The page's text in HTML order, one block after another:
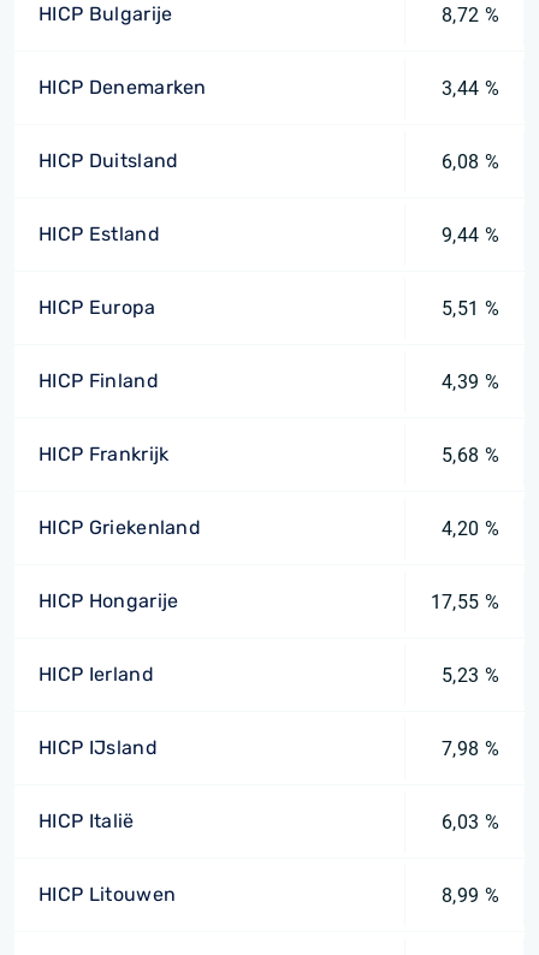
HICP Bulgarije 8,72 %
HICP Denemarken 3,44 %
HICP Duitsland 6,08 %
HICP Estland 9,44 %
HICP Europa 5,51 %
HICP Finland 4,39 %
HICP Frankrijk 5,68 %
HICP Griekenland 4,20 %
HICP Hongarije 17,55 %
HICP Ierland 5,23 %
HICP IJsland 7,98 %
HICP Italië 6,03 %
HICP Litouwen 8,99 %